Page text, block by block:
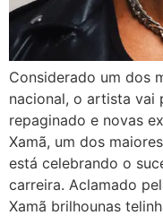
Considerado um dos
nacional, o artista vai
repaginado e novas
Xamã, um dos
está celebrando o
carreira. Aclamado
Xamã brilhounas